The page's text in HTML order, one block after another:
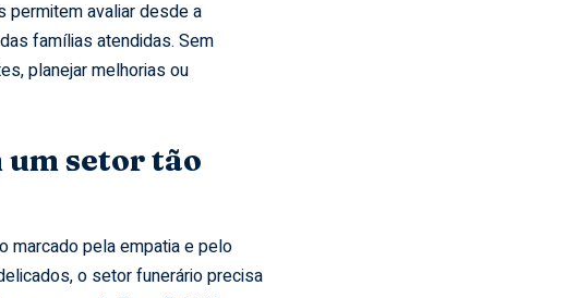
permitem avaliar desde a
famílias atendidas. Sem
planejar melhorias ou
um setor tão
marcado pela empatia e pelo
o setor funerário precisa